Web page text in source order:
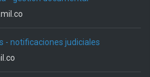
- notificaciones judiciales